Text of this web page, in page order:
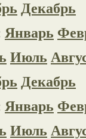
Декабрь
Январь
Июль
Декабрь
Январь
Июль